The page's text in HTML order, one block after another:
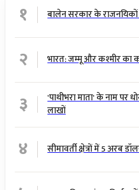
१ बालेन सरकार के राजनयिकों
२ भारत: जम्मू और कश्मीर
३
'पाथीभरा माता' के नाम पर
लाखों
४ सीमावर्ती क्षेत्रों में 5 अरब